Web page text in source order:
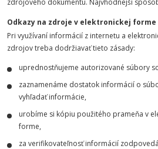
zdrojového dokumentu. Najvhodnejší
Odkazy na zdroje v elektronickej forme
Pri využívaní informácií z internetu a
zdrojov treba dodržiavať tieto zásady:
uprednostňujeme autorizované súbory
zaznamenáme dostatok informácií o
vyhľadať informácie,
urobíme si kópiu použitého prameňa v
forme,
za verifikovateľnosť informácií